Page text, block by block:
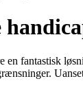
en fantastisk